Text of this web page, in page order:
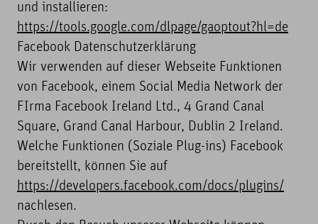
und installieren:
https://tools.google.com/dlpage/gaoptout?hl=de
Facebook Datenschutzerklärung
Wir verwenden auf dieser Webseite Funktionen
von Facebook, einem Social Media Network der
FIrma Facebook Ireland Ltd., 4 Grand Canal
Square, Grand Canal Harbour, Dublin 2 Ireland.
Welche Funktionen (Soziale Plug-ins) Facebook
bereitstellt, können Sie auf
https://developers.facebook.com/docs/plugins/
nachlesen.